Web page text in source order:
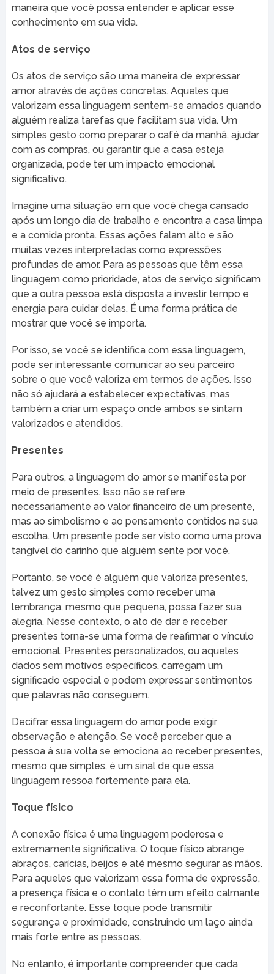
maneira que você possa entender e aplicar esse
conhecimento em sua vida.
Atos de serviço
Os atos de serviço são uma maneira de expressar
amor através de ações concretas. Aqueles que
valorizam essa linguagem sentem-se amados quando
alguém realiza tarefas que facilitam sua vida. Um
simples gesto como preparar o café da manhã, ajudar
com as compras, ou garantir que a casa esteja
organizada, pode ter um impacto emocional
significativo.
Imagine uma situação em que você chega cansado
após um longo dia de trabalho e encontra a casa limpa
e a comida pronta. Essas ações falam alto e são
muitas vezes interpretadas como expressões
profundas de amor. Para as pessoas que têm essa
linguagem como prioridade, atos de serviço significam
que a outra pessoa está disposta a investir tempo e
energia para cuidar delas. É uma forma prática de
mostrar que você se importa.
Por isso, se você se identifica com essa linguagem,
pode ser interessante comunicar ao seu parceiro
sobre o que você valoriza em termos de ações. Isso
não só ajudará a estabelecer expectativas, mas
também a criar um espaço onde ambos se sintam
valorizados e atendidos.
Presentes
Para outros, a linguagem do amor se manifesta por
meio de presentes. Isso não se refere
necessariamente ao valor financeiro de um presente,
mas ao simbolismo e ao pensamento contidos na sua
escolha. Um presente pode ser visto como uma prova
tangível do carinho que alguém sente por você.
Portanto, se você é alguém que valoriza presentes,
talvez um gesto simples como receber uma
lembrança, mesmo que pequena, possa fazer sua
alegria. Nesse contexto, o ato de dar e receber
presentes torna-se uma forma de reafirmar o vínculo
emocional. Presentes personalizados, ou aqueles
dados sem motivos específicos, carregam um
significado especial e podem expressar sentimentos
que palavras não conseguem.
Decifrar essa linguagem do amor pode exigir
observação e atenção. Se você perceber que a
pessoa à sua volta se emociona ao receber presentes,
mesmo que simples, é um sinal de que essa
linguagem ressoa fortemente para ela.
Toque físico
A conexão física é uma linguagem poderosa e
extremamente significativa. O toque físico abrange
abraços, carícias, beijos e até mesmo segurar as mãos.
Para aqueles que valorizam essa forma de expressão,
a presença física e o contato têm um efeito calmante
e reconfortante. Esse toque pode transmitir
segurança e proximidade, construindo um laço ainda
mais forte entre as pessoas.
No entanto, é importante compreender que cada